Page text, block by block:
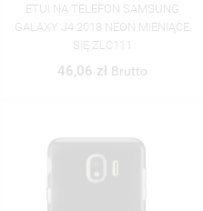
ETUI NA TELEFON SAMSUNG
GALAXY J4 2018 NEON MIENIĄCE
SIĘ ZLC111
46,06 zł Brutto